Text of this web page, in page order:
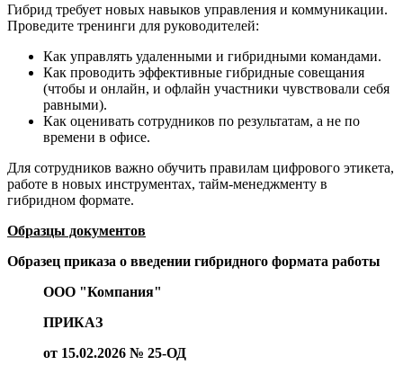
Гибрид требует новых навыков управления и коммуникации.
Проведите тренинги для руководителей:
Как управлять удаленными и гибридными командами.
Как проводить эффективные гибридные совещания
(чтобы и онлайн, и офлайн участники чувствовали себя
равными).
Как оценивать сотрудников по результатам, а не по
времени в офисе.
Для сотрудников важно обучить правилам цифрового этикета,
работе в новых инструментах, тайм-менеджменту в
гибридном формате.
Образцы документов
Образец приказа о введении гибридного формата работы
ООО "Компания"
ПРИКАЗ
от 15.02.2026 № 25-ОД